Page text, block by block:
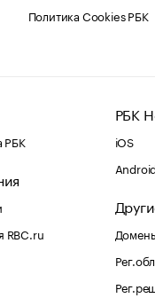
Политика Cookies РБК
РБК
RBC.ru
РБК
iOS